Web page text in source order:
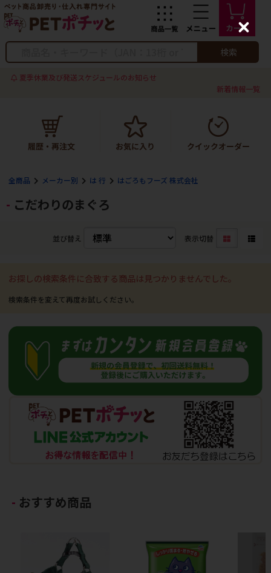
検索
夏季休業及び発送スケジュールのお知らせ
新着情報一覧
全商品 メーカー別 は 行 はごろもフーズ 株式会社
こだわりのまぐろ
並び替え 表示切替
お探しの検索条件に合致する商品は見つかりませんでした。
おすすめ商品
C
l
s